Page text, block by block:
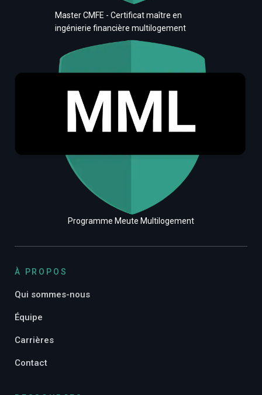
Master CMFE - Certificat maître en
ingénierie financière multilogement
Programme Meute Multilogement
À PROPOS
Qui sommes-nous
Équipe
Carrières
Contact